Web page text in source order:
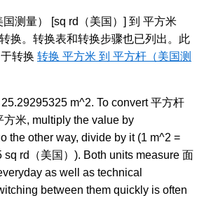
测量） [sq rd（美国）] 到 平方米
换。转换表和转换步骤也已列出。此
转换 转换 平方米 到 平方杆（美国测
m^2. To convert 平方杆
方米, multiply the value by
the other way, divide by it (1 m^2 =
rd（美国）). Both units measure 面
as well as technical
between them quickly is often